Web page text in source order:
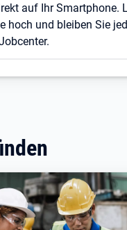
auf Ihr Smartphone.
hoch und bleiben Sie